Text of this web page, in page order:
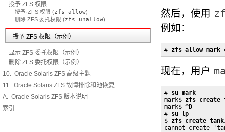
授予 ZFS 权限
授予·ZFS 权限 (zfs allow)
删除 ZFS 委托权限 (zfs unallow)
授予 ZFS 权限（示例）
显示 ZFS 委托权限（示例）
删除 ZFS 委托权限（示例）
10. Oracle Solaris ZFS 高级主题
11. Oracle Solaris ZFS 故障排除和池恢复
A. Oracle Solaris ZFS 版本说明
索引
然后，使用
例如：
# zfs allow mark
现在，用户
# su mark
mark$ zfs create
mark$ ^D
# su lp
$ zfs create
cannot create